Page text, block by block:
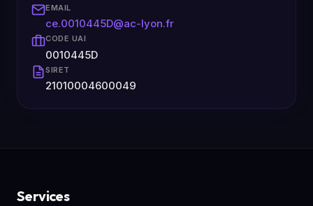
EMAIL
ce.0010445D@ac-lyon.fr
CODE UAI
0010445D
SIRET
21010004600049
Services